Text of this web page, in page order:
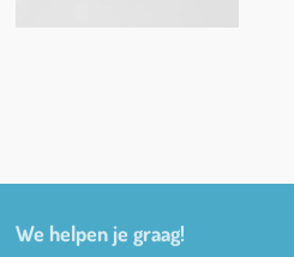
We helpen je graag!